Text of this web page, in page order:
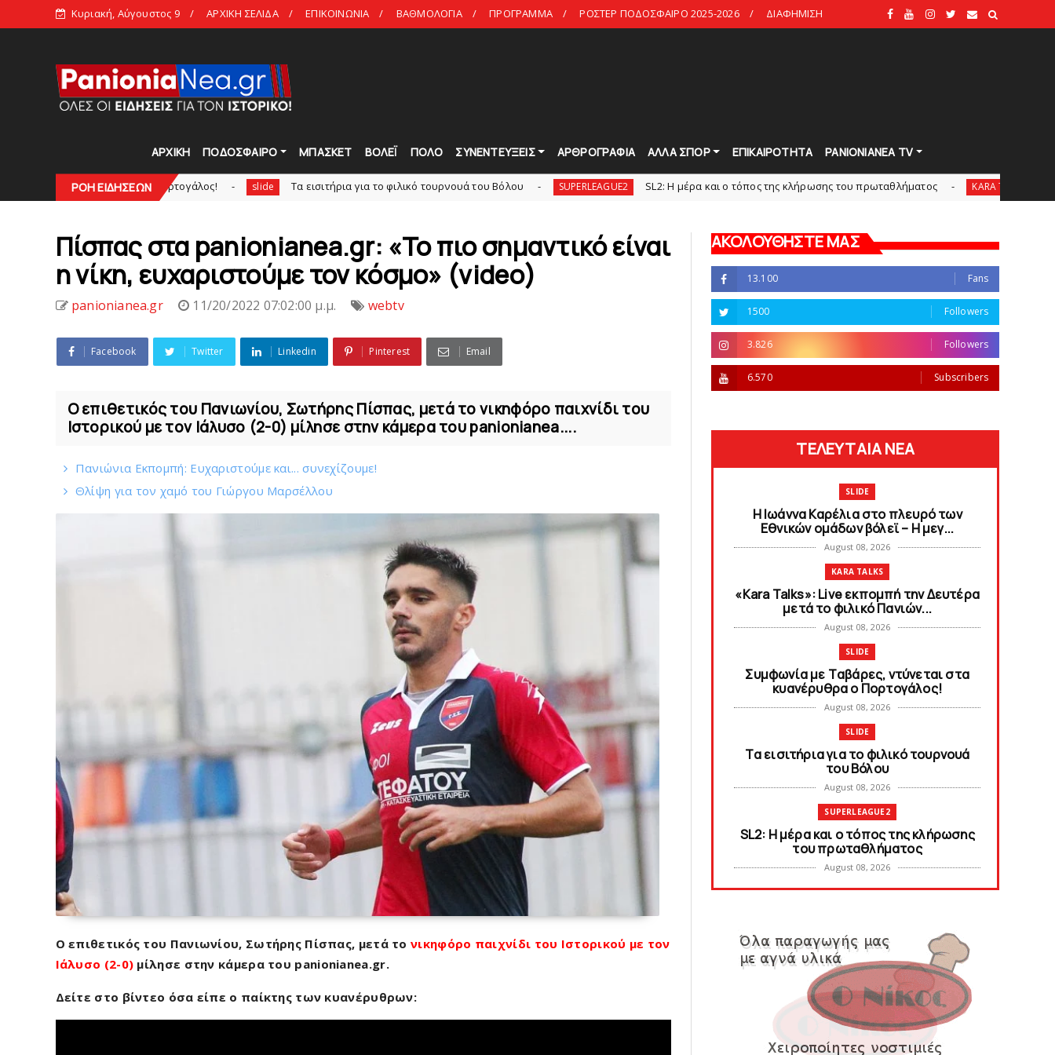
Κυριακή, Αύγουστος 9 ΑΡΧΙΚΗ ΣΕΛΙΔΑ ΕΠΙΚΟΙΝΩΝΙΑ ΒΑΘΜΟΛΟΓΙΑ ΠΡΟΓΡΑΜΜΑ ΡΟΣΤΕΡ ΠΟΔΟΣΦΑΙΡΟ 2025-2026 ΔΙΑΦΗΜΙΣΗ
ΑΡΧΙΚΗ ΠΟΔΟΣΦΑΙΡΟ ΜΠΑΣΚΕΤ ΒΟΛΕΪ ΠΟΛΟ ΣΥΝΕΝΤΕΥΞΕΙΣ ΑΡΘΡΟΓΡΑΦΙΑ ΑΛΛΑ ΣΠΟΡ ΕΠΙΚΑΙΡΟΤΗΤΑ PANIONIANEA TV
ΡΟΗ ΕΙΔΗΣΕΩΝ
κυανέρυθρα ο Πορτογάλος! slide Tα εισιτήρια για το φιλικό τουρνουά του Bόλου SUPERLEAGUE2 SL2: Η μέρα και ο τόπος της κλήρωσης του πρωταθλήματος KARA TALKS Δείτε την
Πίσπας στα panionianea.gr: «Το πιο σημαντικό είναι
η νίκη, ευχαριστούμε τον κόσμο» (video)
panionianea.gr 11/20/2022 07:02:00 μ.μ. webtv
Facebook Twitter Linkedin Pinterest Email
Ο επιθετικός του Πανιωνίου, Σωτήρης Πίσπας, μετά το νικηφόρο παιχνίδι του
Ιστορικού με τον Ιάλυσο (2-0) μίλησε στην κάμερα του panionianea....
Πανιώνια Εκπομπή: Eυχαριστούμε και... συνεχίζουμε!
Θλίψη για τον χαμό του Γιώργου Mαρσέλλου
Ο επιθετικός του Πανιωνίου, Σωτήρης Πίσπας, μετά τονικηφόρο παιχνίδι του Ιστορικού με τον
Ιάλυσο (2-0) μίλησε στην κάμερα του panionianea.gr.
Δείτε στο βίντεο όσα είπε ο παίκτης των κυανέρυθρων:
ΑΚΟΛΟΥΘΗΣΤΕ ΜΑΣ
13.100 Fans
1500 Followers
3.826 Followers
6.570 Subscribers
ΤΕΛΕΥΤΑΙΑ ΝΕΑ
SLIDE
Η Ιωάννα Καρέλια στο πλευρό των
Εθνικών ομάδων βόλεϊ – H μεγ...
August 08, 2026
KARA TALKS
«Kara Talks»: Live εκπομπή την Δευτέρα
μετά το φιλικό Πανιών...
August 08, 2026
SLIDE
Συμφωνία με Tαβάρες, ντύνεται στα
κυανέρυθρα ο Πορτογάλος!
August 08, 2026
SLIDE
Tα εισιτήρια για το φιλικό τουρνουά
του Bόλου
August 08, 2026
SUPERLEAGUE2
SL2: Η μέρα και ο τόπος της κλήρωσης
του πρωταθλήματος
August 08, 2026
KARA TALKS
August 07, 2026
KARA TALKS
«Kara Talks»: LIVE 21:00
August 07, 2026
SLIDE
Κύπελλο: Την Τετάρτη 19 Αυγούστου το